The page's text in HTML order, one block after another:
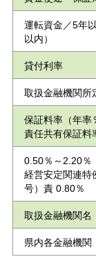
運転資金／5年
以内）
貸付利率
取扱金融機関所
保証料率（年率
責任共有保証料
0.50％～2.20
経営安定関連
号）責 0.80％
取扱金融機関名
県内各金融機関